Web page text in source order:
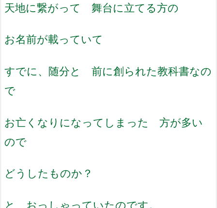
天地に繋がって 舞台に立てる方の
お名前が載っていて
すでに、随分と 前に創られた教科書なの
で
お亡くなりになってしまった 方が多い
ので
どうしたものか？
と おっしゃっていたのです。